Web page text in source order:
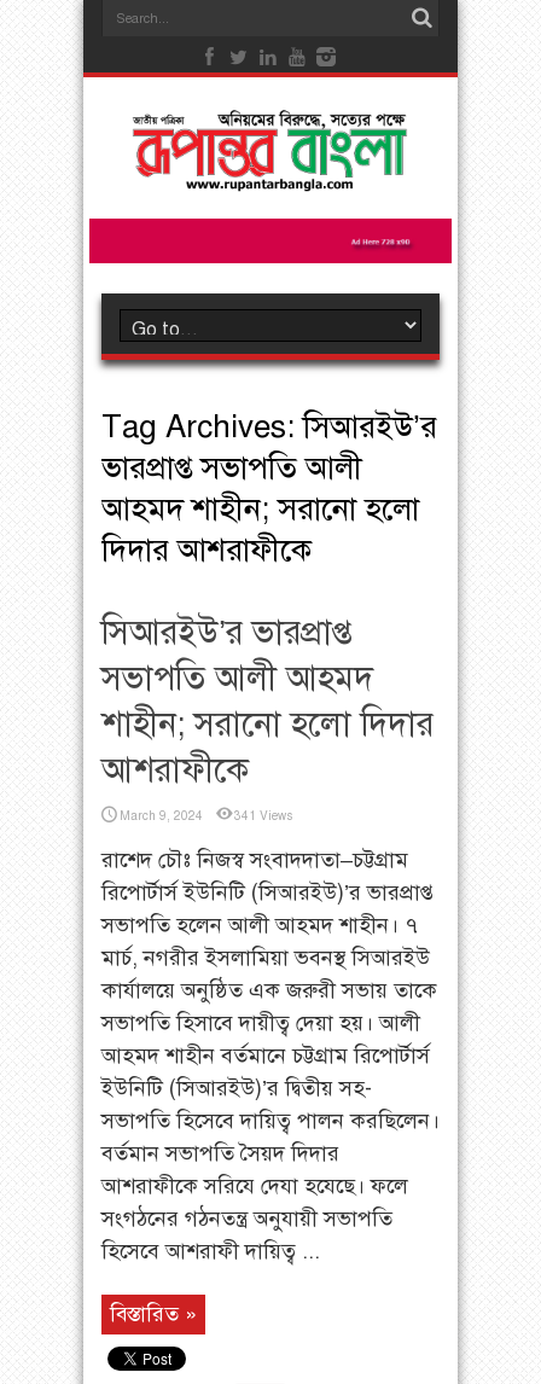
Tag Archives:সিআরইউ’র
ভারপ্রাপ্ত সভাপতি আলী
আহমদ শাহীন; সরানো হলো
দিদার আশরাফীকে
সিআরইউ’র ভারপ্রাপ্ত
সভাপতি আলী আহমদ
শাহীন; সরানো হলো দিদার
আশরাফীকে
March 9, 2024 341 Views
রাশেদ চৌঃ নিজস্ব সংবাদদাতা–চট্টগ্রাম
রিপোর্টার্স ইউনিটি (সিআরইউ)’র ভারপ্রাপ্ত
সভাপতি হলেন আলী আহমদ শাহীন। ৭
মার্চ, নগরীর ইসলামিয়া ভবনস্থ সিআরইউ
কার্যালয়ে অনুষ্ঠিত এক জরুরী সভায় তাকে
সভাপতি হিসাবে দায়ীত্ব দেয়া হয়। আলী
আহমদ শাহীন বর্তমানে চট্টগ্রাম রিপোর্টার্স
ইউনিটি (সিআরইউ)’র দ্বিতীয় সহ-
সভাপতি হিসেবে দায়িত্ব পালন করছিলেন।
বর্তমান সভাপতি সৈয়দ দিদার
আশরাফীকে সরিযে দেযা হযেছে। ফলে
সংগঠনের গঠনতন্ত্র অনুযায়ী সভাপতি
হিসেবে আশরাফী দায়িত্ব ...
বিস্তারিত »